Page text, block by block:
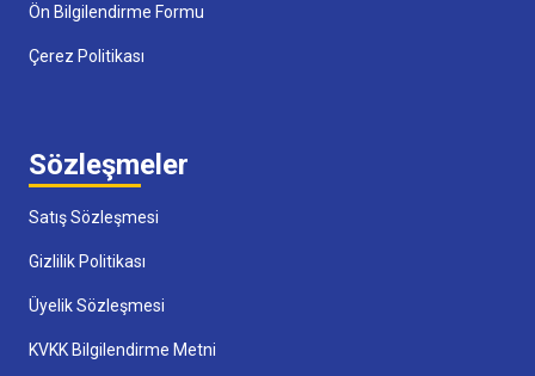
Ön Bilgilendirme Formu
Çerez Politikası
Sözleşmeler
Satış Sözleşmesi
Gizlilik Politikası
Üyelik Sözleşmesi
KVKK Bilgilendirme Metni